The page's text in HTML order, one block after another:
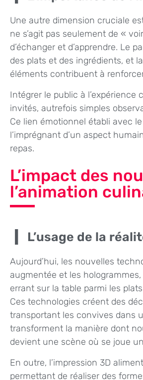
Une autre dimension cruciale
ne s’agit pas seulement de «
d’échanger et d’apprendre. Le
des plats et des ingrédients, et
éléments contribuent à
Intégrer le public à
invités, autrefois simples
Ce lien émotionnel établi avec
l’imprégnant d’un aspect
repas.
L’impact des
l’animation
L’usage de la
Aujourd’hui, les nouvelles
augmentée et les
errant sur la table parmi les
Ces technologies créent des
transportant les convives dans
transforment la manière dont
devient une scène où se joue
En outre, l’impression 3D
permettant de réaliser des